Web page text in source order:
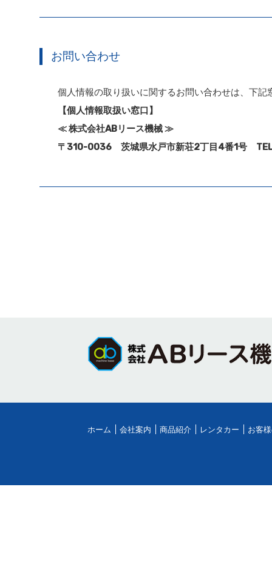
お問い合わせ
個人情報の取り扱いに関するお問い合わせは、下記
【個人情報取扱い窓口】
≪ 株式会社ABリース機械 ≫
〒310-0036 茨城県水戸市新荘2丁目4番1号
ホーム 会社案内 商品紹介 レンタカー お客